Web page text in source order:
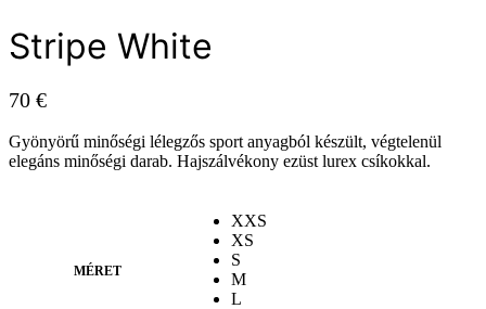
Stripe White
70 €
Gyönyörű minőségi lélegzős sport anyagból készült, végtelenül
elegáns minőségi darab. Hajszálvékony ezüst lurex csíkokkal.
MÉRET
XXS
XS
S
M
L